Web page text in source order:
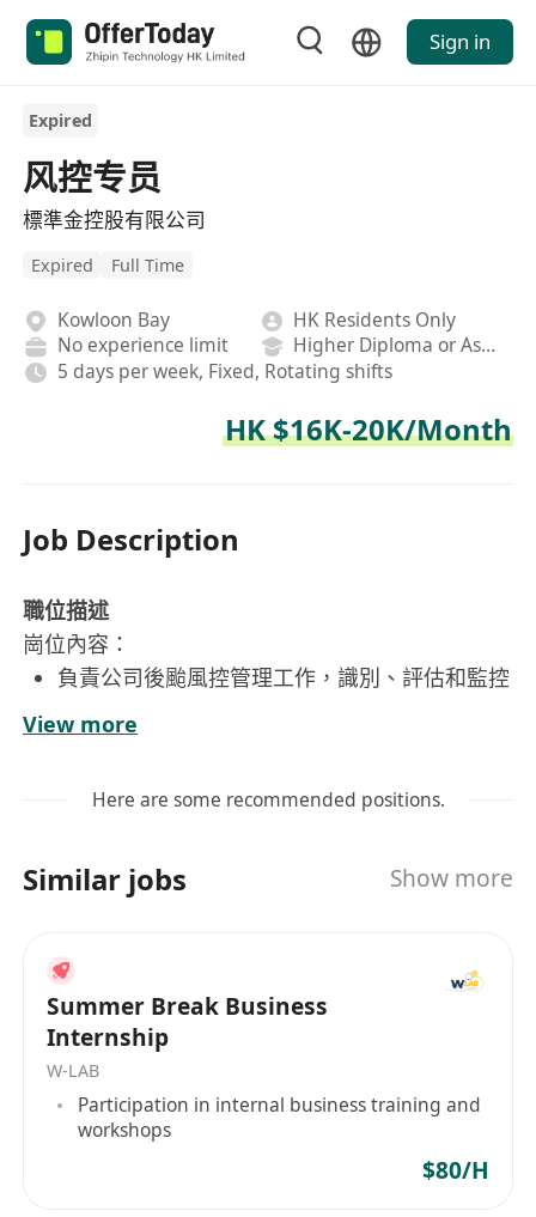
Sign in
Expired
风控专员
標準金控股有限公司
Expired Full Time
Kowloon Bay
HK Residents Only
No experience limit
Higher Diploma or Associate Degree
5 days per week, Fixed, Rotating shifts
HK $16K-20K/Month
Job Description
職位描述
崗位內容：
負責公司後颱風控管理工作，識別、評估和監控
監控並統計金融賬戶交易數據，確保賬戶活動符
建立和維護風險預警機制，及時發現潛在風險並
協助制定和完善風控流程及制度，推動風控體系
告工作。
工作要求：
热爱金融行业，对数据敏感，愿意从事金融工
作。
金融市场24小时，8h工作制，能接受一定的风
View more
Here are some recommended positions.
Similar jobs Show more
Summer Break Business
Internship
W-LAB
Participation in internal business training and
workshops
$80/H